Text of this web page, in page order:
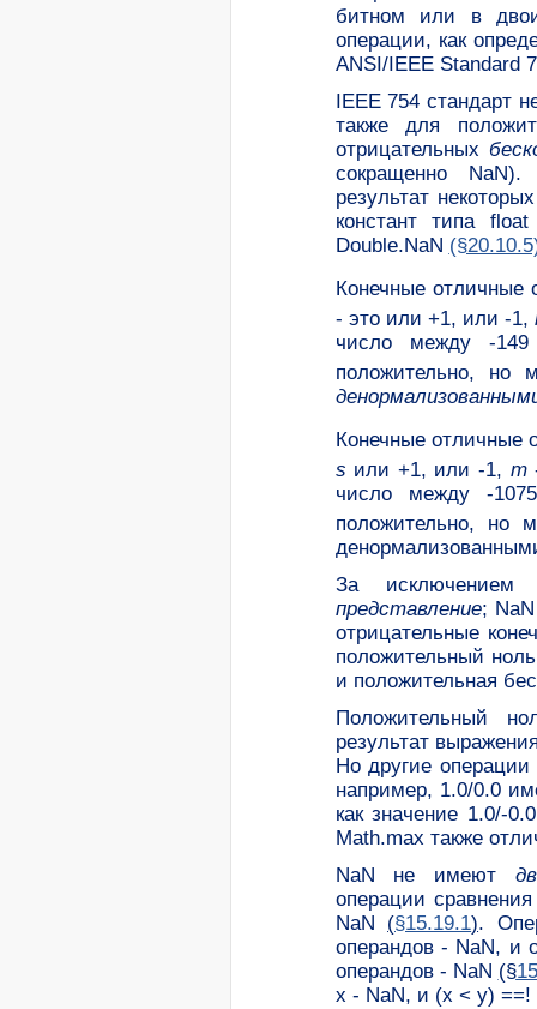
битном или в
операции, как
ANSI/IEEE Standard
IEEE 754 стандарт
также для
отрицательных
сокращенно
результат
констант типа
Double.NaN
Конечные
- это или +1, или -1,
число между -
положительно, но
Конечные отличные
s или +1, или -1, m
число между -
положительно, но
За исключением
представление; NaN
отрицательные
положительный
и положительная
Положительный
результат
Но другие
например, 1.0/0.0
как значение 1.0/-
Math.max также
NaN не имеют
операции
NaN (§15.19.1).
операндов - NaN, и
операндов - NaN (§
x - NaN, и (x < y) ==!